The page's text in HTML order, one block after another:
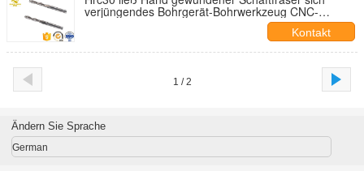
verjüngendes Bohrgerät-Bohrwerkzeug CNC-
Kontakt
1 / 2
Ändern Sie Sprache
German